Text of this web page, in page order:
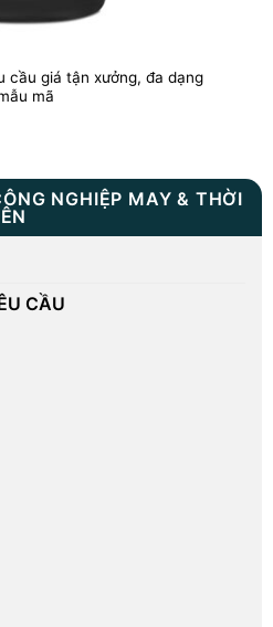
NGHIỆP MAY & THỜI
CẦU
cầu giá tận xưởng, đa dạng
mã